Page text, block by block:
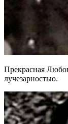
Прекрасная
лучезарностью.